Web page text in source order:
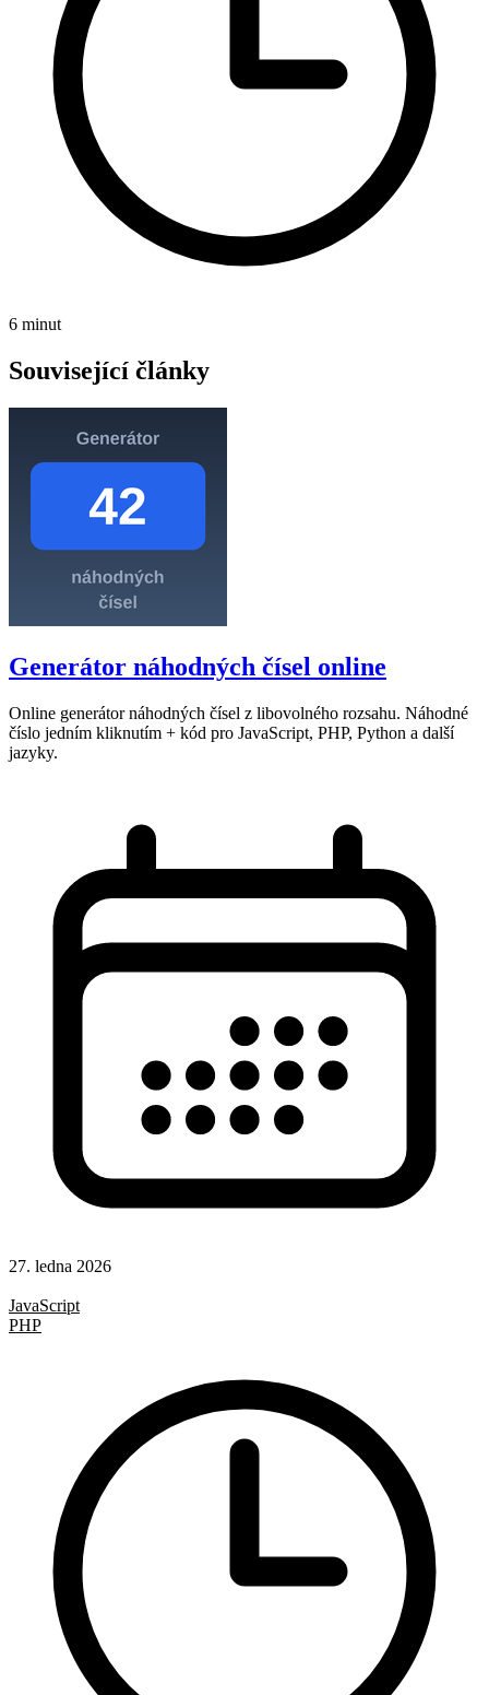
6 minut
Související články
Generátor náhodných čísel online
Online generátor náhodných čísel z libovolného rozsahu. Náhodné
číslo jedním kliknutím + kód pro JavaScript, PHP, Python a další
jazyky.
27. ledna 2026
JavaScript
PHP